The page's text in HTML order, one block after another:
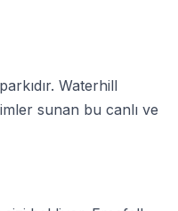
Waterhill
sunan bu canlı ve